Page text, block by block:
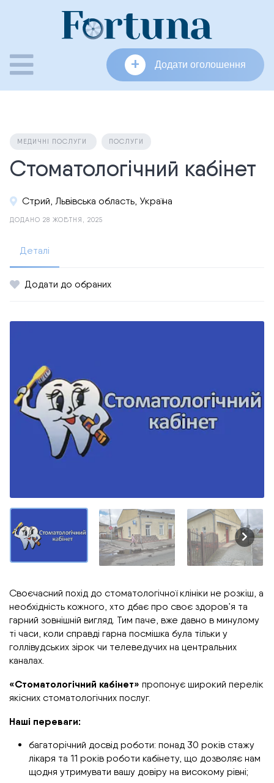
+ Додати оголошення
МЕДИЧНІ ПОСЛУГИ ПОСЛУГИ
Стоматологічний кабінет
Стрий, Львівська область, Україна
ДОДАНО 28 ЖОВТНЯ, 2025
Деталі
Додати до обраних
Своєчасний похід до стоматологічної клініки не розкіш, а
необхідність кожного, хто дбає про своє здоров’я та
гарний зовнішній вигляд. Тим паче, вже давно в минулому
ті часи, коли справді гарна посмішка була тільки у
голлівудських зірок чи телеведучих на центральних
каналах.
«Стоматологічний кабінет» пропонує широкий перелік
якісних стоматологічних послуг.
Наші переваги:
багаторічний досвід роботи: понад 30 років стажу
лікаря та 11 років роботи кабінету, що дозволяє нам
щодня утримувати вашу довіру на високому рівні;